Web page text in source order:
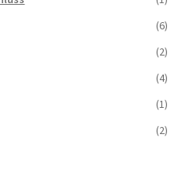
(6)
(2)
(4)
(1)
(2)